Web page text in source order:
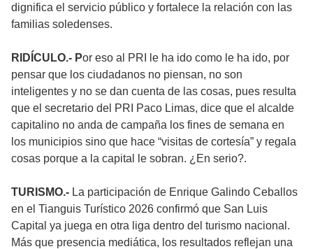
dignifica el servicio público y fortalece la relación con las
familias soledenses.
RIDÍCULO.- Por eso al PRI le ha ido como le ha ido, por
pensar que los ciudadanos no piensan, no son
inteligentes y no se dan cuenta de las cosas, pues resulta
que el secretario del PRI Paco Limas, dice que el alcalde
capitalino no anda de campaña los fines de semana en
los municipios sino que hace “visitas de cortesía” y regala
cosas porque a la capital le sobran. ¿En serio?.
TURISMO.- La participación de Enrique Galindo Ceballos
en el Tianguis Turístico 2026 confirmó que San Luis
Capital ya juega en otra liga dentro del turismo nacional.
Más que presencia mediática, los resultados reflejan una